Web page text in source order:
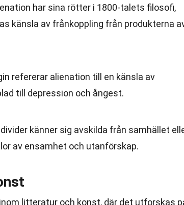
har sina rötter i 1800-talets filosofi,
känsla av frånkoppling från produkterna
refererar alienation till en känsla av
till depression och ångest.
känner sig avskilda från samhället
av ensamhet och utanförskap.
litteratur och konst, där det utforskas